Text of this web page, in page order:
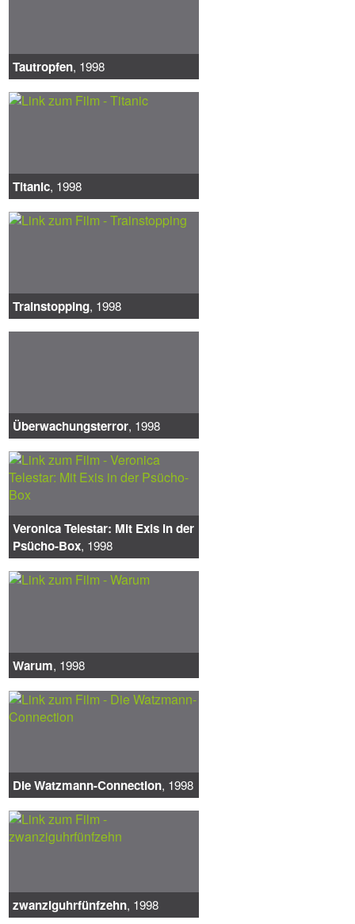
Tautropfen, 1998
Titanic, 1998
Trainstopping, 1998
Überwachungsterror, 1998
Veronica Telestar: Mit Exis in der
Psücho-Box, 1998
Warum, 1998
Die Watzmann-Connection, 1998
zwanziguhrfünfzehn, 1998